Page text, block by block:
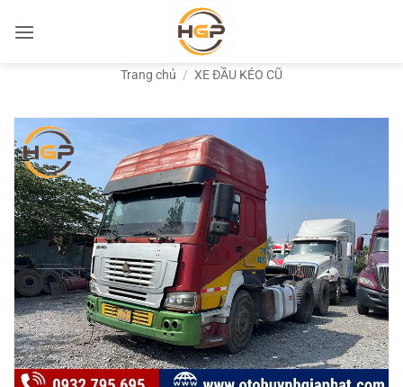
qua
Trang chủ / XE ĐẦU KÉO CŨ